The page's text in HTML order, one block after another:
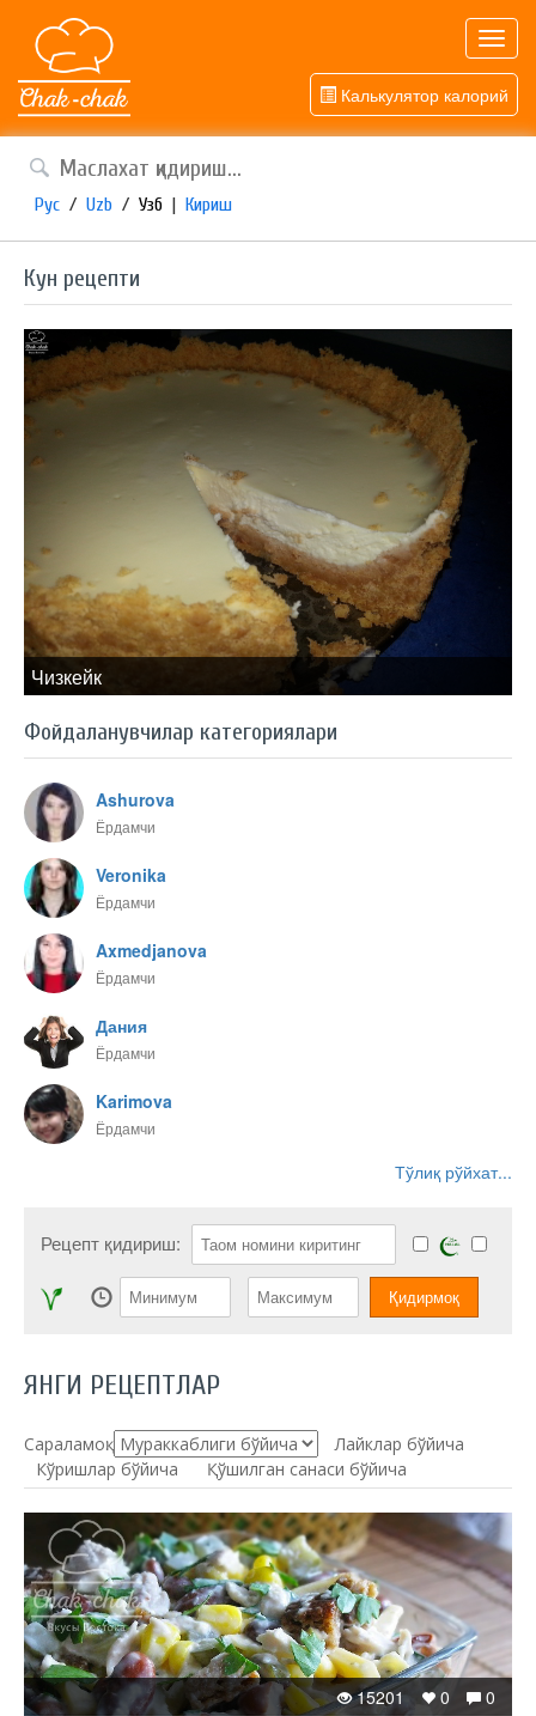
Калькулятор калорий
Рус / Uzb / Узб | Кириш
Кун рецепти
Чизкейк
Фойдаланувчилар категориялари
Ashurova
Ёрдамчи
Veronika
Ёрдамчи
Axmedjanova
Ёрдамчи
Дания
Ёрдамчи
Karimova
Ёрдамчи
Тўлиқ рўйхат...
Рецепт қидириш:
ЯНГИ РЕЦЕПТЛАР
Сараламоқ:
Лайклар бўйича
Кўришлар бўйича
Қўшилган санаси бўйича
0
0
15201